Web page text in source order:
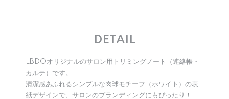
DETAIL
LBDOオリジナルのサロン用トリミングノート（連絡帳・
カルテ）です。
清潔感あふれるシンプルな肉球モチーフ（ホワイト）の表
紙デザインで、サロンのブランディングにもぴったり！